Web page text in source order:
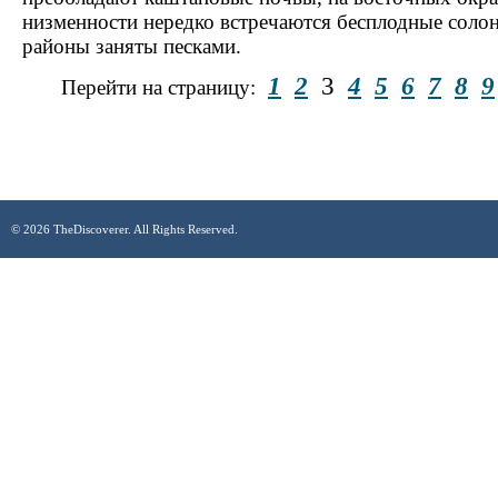
низменности нередко встречаются бесплодные
районы заняты песками.
Перейти на страницу: 1 2 3 4 5 6 7 8 9
© 2026 TheDiscoverer. All Rights Reserved.